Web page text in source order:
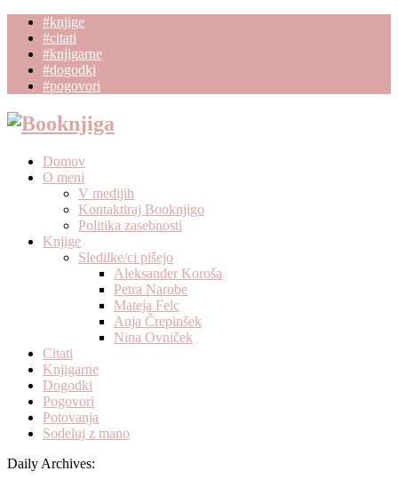
#knjige
#citati
#knjigarne
#dogodki
#pogovori
Domov
O meni
V medijih
Kontaktiraj Booknjigo
Politika zasebnosti
Knjige
Sledilke/ci pišejo
Aleksander Koroša
Petra Narobe
Mateja Felc
Anja Črepinšek
Nina Ovniček
Citati
Knjigarne
Dogodki
Pogovori
Potovanja
Sodeluj z mano
Daily Archives: